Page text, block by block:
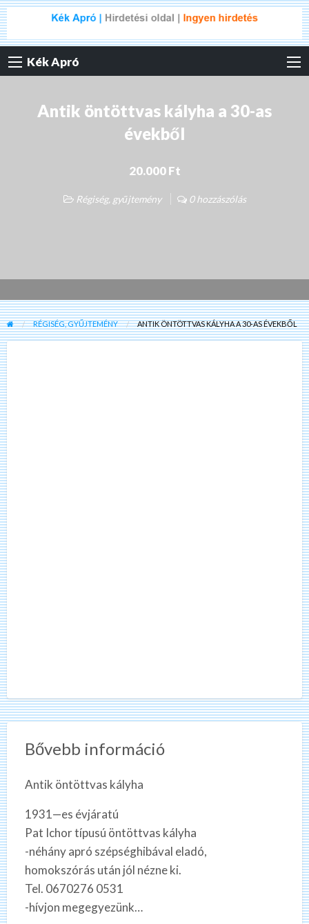
Kék Apró
Antik öntöttvas kályha a 30-as
évekből
20.000 Ft
Régiség, gyűjtemény 0 hozzászólás
RÉGISÉG, GYŰJTEMÉNY ANTIK ÖNTÖTTVAS KÁLYHA A 30-AS ÉVEKBŐL
Bővebb információ
Antik öntöttvas kályha
1931—es évjáratú
Pat Ichor típusú öntöttvas kályha
-néhány apró szépséghibával eladó,
homokszórás után jól nézne ki.
Tel. 0670276 0531
-hívjon megegyezünk…